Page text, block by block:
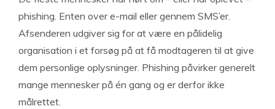
phishing. Enten over e-mail eller gennem SMS’er.
Afsenderen udgiver sig for at være en pålidelig
organisation i et forsøg på at få modtageren til at give
dem personlige oplysninger. Phishing påvirker generelt
mange mennesker på én gang og er derfor ikke
målrettet.